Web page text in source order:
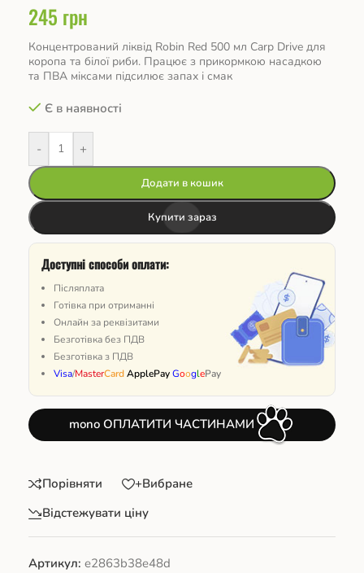
245 грн
Концентрований ліквід Robin Red 500 мл Carp Drive для
коропа та білої риби. Працює з прикормкою насадкою
та ПВА міксами підсилює запах і смак
Є в наявності
- +
Додати в кошик
Купити зараз
Доступні способи оплати:
Післяплата
Готівка при отриманні
Онлайн за реквізитами
Безготівка без ПДВ
Безготівка з ПДВ
Visa/MasterCardApplePayGooglePay
mono ОПЛАТИТИ ЧАСТИНАМИ
Порівняти
+Вибране
Відстежувати ціну
Артикул: e2863b38e48d